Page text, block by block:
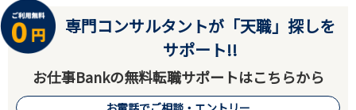
専門コンサルタントが「天職」探しを
サポート!!
お仕事Bankの無料転職サポートはこちらから